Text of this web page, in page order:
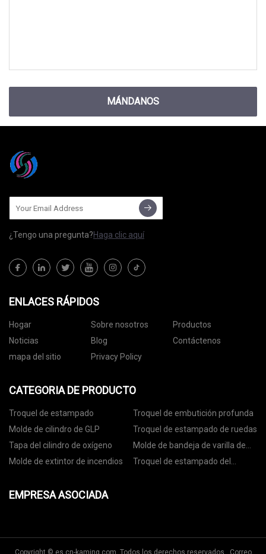
MÁNDANOS
¿Tengo una pregunta?Haga clic aquí
ENLACES RÁPIDOS
Hogar Sobre nosotros
Productos
Noticias
Blog
Contáctenos
mapa del sitio
Privacy Policy
CATEGORIA DE PRODUCTO
Troquel de estampado
Troquel de embutición profunda
Molde de cilindro de GLP
Troquel de estampado de ruedas
Tapa del cilindro de oxígeno
Molde de bandeja de varilla de
anclaje
Molde de extintor de incendios
Troquel de estampado del
EMPRESA ASOCIADA